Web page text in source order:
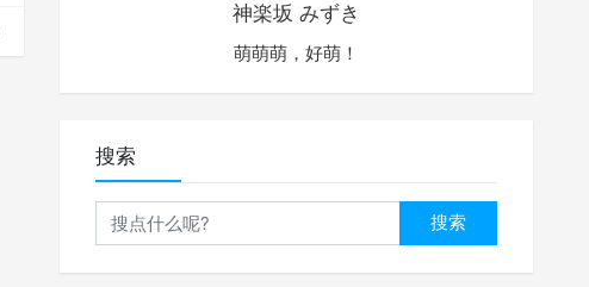
神楽坂 みずき
萌萌萌，好萌！
搜索
搜索